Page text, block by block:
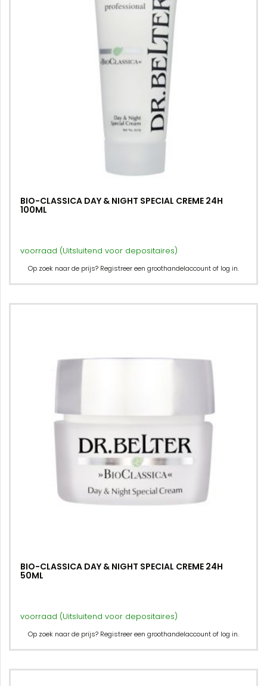
BIO-CLASSICA DAY & NIGHT SPECIAL CREME 24H
100ML
voorraad (Uitsluitend voor depositaires)
Op zoek naar de prijs? Registreer een groothandelaccount of log in.
BIO-CLASSICA DAY & NIGHT SPECIAL CREME 24H
50ML
voorraad (Uitsluitend voor depositaires)
Op zoek naar de prijs? Registreer een groothandelaccount of log in.